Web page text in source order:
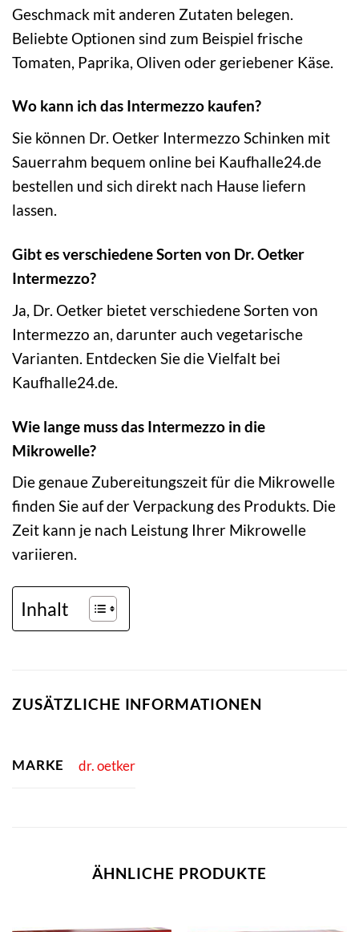
Geschmack mit anderen Zutaten belegen.
Beliebte Optionen sind zum Beispiel frische
Tomaten, Paprika, Oliven oder geriebener Käse.
Wo kann ich das Intermezzo kaufen?
Sie können Dr. Oetker Intermezzo Schinken mit
Sauerrahm bequem online bei Kaufhalle24.de
bestellen und sich direkt nach Hause liefern
lassen.
Gibt es verschiedene Sorten von Dr. Oetker
Intermezzo?
Ja, Dr. Oetker bietet verschiedene Sorten von
Intermezzo an, darunter auch vegetarische
Varianten. Entdecken Sie die Vielfalt bei
Kaufhalle24.de.
Wie lange muss das Intermezzo in die
Mikrowelle?
Die genaue Zubereitungszeit für die Mikrowelle
finden Sie auf der Verpackung des Produkts. Die
Zeit kann je nach Leistung Ihrer Mikrowelle
variieren.
Inhalt
ZUSÄTZLICHE INFORMATIONEN
MARKE dr. oetker
ÄHNLICHE PRODUKTE